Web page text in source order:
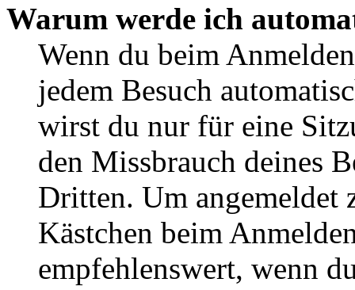
Warum werde ich
Wenn du beim
jedem Besuch
wirst du nur für eine
den Missbrauch deines
Dritten. Um angemeldet
Kästchen beim
empfehlenswert, wenn